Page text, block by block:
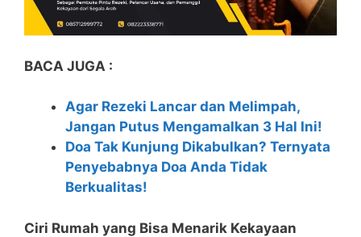
BACA JUGA :
Agar Rezeki Lancar dan Melimpah,
Jangan Putus Mengamalkan 3 Hal Ini!
Doa Tak Kunjung Dikabulkan? Ternyata
Penyebabnya Doa Anda Tidak
Berkualitas!
Ciri Rumah yang Bisa Menarik Kekayaan